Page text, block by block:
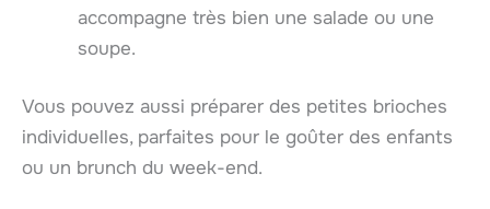
accompagne très bien une salade ou une
soupe.
Vous pouvez aussi préparer des petites brioches
individuelles, parfaites pour le goûter des enfants
ou un brunch du week-end.